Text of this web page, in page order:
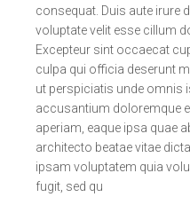
consequat. Duis aute irure
voluptate velit esse cillum
Excepteur sint occaecat
culpa qui officia deserunt
ut perspiciatis unde omnis
accusantium doloremque
aperiam, eaque ipsa quae
architecto beatae vitae
ipsam voluptatem quia
fugit, sed qu